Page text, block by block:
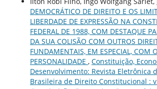
DEMOCRÁTICO DE DIREITO E OS
LIBERDADE DE EXPRESSÃO NA
FEDERAL DE 1988, COM DESTAQUE
DA SUA COLISÃO COM OUTROS
FUNDAMENTAIS, EM ESPECIAL, COM
PERSONALIDADE , Constituição,
Desenvolvimento: Revista Eletrônica
Brasileira de Direito Constitucional :